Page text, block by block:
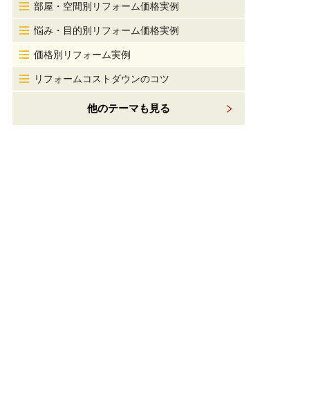
部屋・空間別リフォーム価格実例
悩み・目的別リフォーム価格実例
価格別リフォーム実例
リフォームコストダウンのコツ
他のテーマも見る